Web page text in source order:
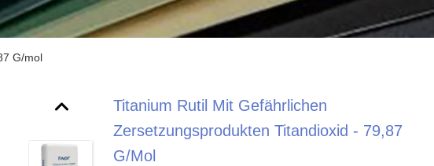
G/mol
Titanium Rutil Mit Gefährlichen
Zersetzungsprodukten Titandioxid - 79,87
G/mol